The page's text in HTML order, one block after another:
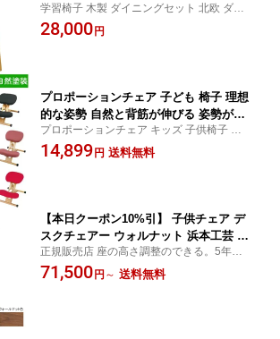
学習チェア 学習椅子 学習チェア 送料無
料 fgs-coopers1ch GMK-dc オール無垢
学習椅子 木製 ダイニングセット 北欧 ダイ
ニングチェア【TR】【2】
28,000 円
プロポーションチェア 子ども 椅子 理想
的な姿勢 自然と背筋が伸びる 姿勢が良
くなる お子様から大人の方まで デスク
チェア バランスチェアタイプ CH-88W t
プロポーションチェア キッズ 子供椅子 子
供から大人まで 新生活【MM】 ネットショ
ッピング 【超おすすめ】
14,899 円 送料無料
【本日クーポン10%引】 子供チェア デ
スクチェアー ウォルナット 浜本工芸 N
o.5309デスクチェア 布調レザー 最新カ
ラー 送料無料 日本製 QSM-180 納期2～
正規販売店 座の高さ調整のできる。5年保
障【TR】【P5】【HC10】
71,500 円 ～ 送料無料